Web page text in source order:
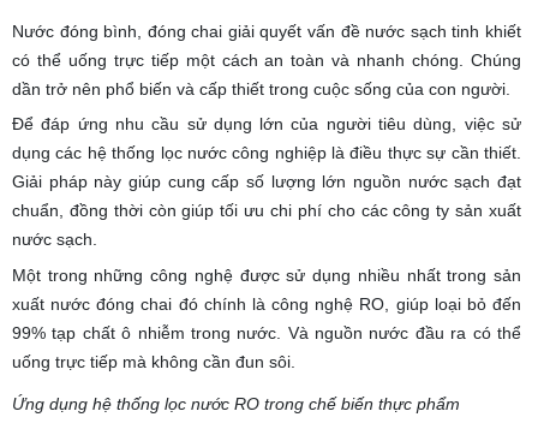
Nước đóng bình, đóng chai giải quyết vấn đề nước sạch tinh khiết
có thể uống trực tiếp một cách an toàn và nhanh chóng. Chúng
dần trở nên phổ biến và cấp thiết trong cuộc sống của con người.
Để đáp ứng nhu cầu sử dụng lớn của người tiêu dùng, việc sử
dụng các hệ thống lọc nước công nghiệp là điều thực sự cần thiết.
Giải pháp này giúp cung cấp số lượng lớn nguồn nước sạch đạt
chuẩn, đồng thời còn giúp tối ưu chi phí cho các công ty sản xuất
nước sạch.
Một trong những công nghệ được sử dụng nhiều nhất trong sản
xuất nước đóng chai đó chính là công nghệ RO, giúp loại bỏ đến
99% tạp chất ô nhiễm trong nước. Và nguồn nước đầu ra có thể
uống trực tiếp mà không cần đun sôi.
Ứng dụng hệ thống lọc nước RO trong chế biến thực phẩm